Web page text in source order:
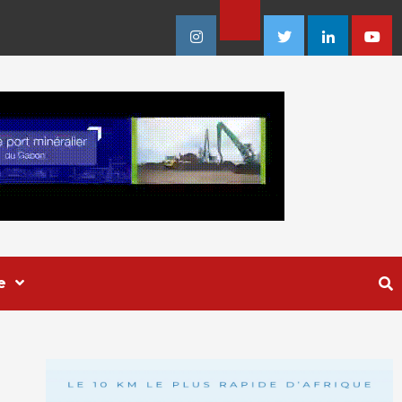
Instagram
Facebook
TwitterLinkedin